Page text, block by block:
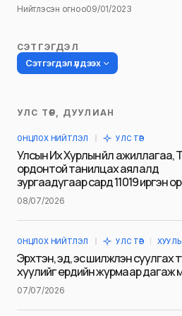
Нийтлэсэн огноо09/01/2023
СЭТГЭГДЭЛ
Сэтгэгдэл үлдээх
Таны имэйл хаягийг нийтлэхгүй.
тэмдэглэсэн
Сэтгэгдэл*
Name
УЛС ТӨР, ДУУЛИАН
ОНЦЛОХ НИЙТЛЭЛ УЛС ТӨР
Улсын Их Хурлын үйл ажиллагаа,
ордонтой танилцах аялалд
зургаадугаар сард 11019 иргэн
08/07/2026
ОНЦЛОХ НИЙТЛЭЛ УЛС ТӨР ХУУЛЬ
Эрхтэн, эд, эс шилжүүлэн суулгах
хуулийг ердийн журмаар дагаж
07/07/2026